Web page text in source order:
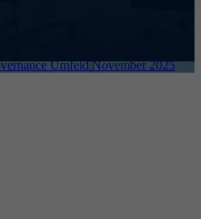
Umfeld November 2025